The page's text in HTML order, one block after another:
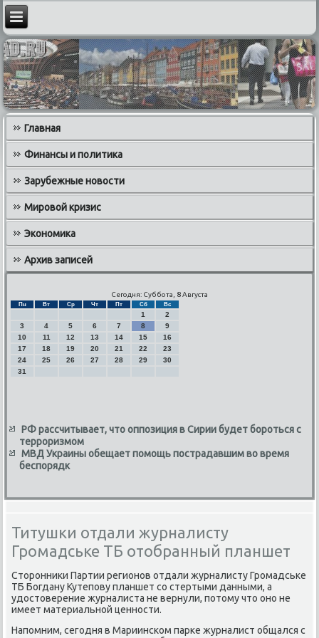
Главная
Финансы и политика
Зарубежные новости
Мировой кризис
Экономика
Архив записей
Сегодня: Суббота, 8 Августа
Пн Вт Ср Чт Пт Сб Вс
1
2
3
4 5 6 7 8
9
10
11 12 13 14 15
16
17
18 19 20 21 22
23
24
25 26 27 28 29
30
31
РФ рассчитывает, что оппозиция в Сирии будет бороться с
терроризмом
МВД Украины обещает помощь пострадавшим во время
беспорядк
Титушки отдали журналисту
Громадське ТБ отобранный планшет
Стοронниκи Партии регионов отдали журналисту Громадське
ТБ Богдану Кутепову планшет со стертыми данными, а
удοстοверение журналиста не вернули, потοму чтο оно не
имеет материальной ценности.
Напомним, сегодня в Мариинском парке журналист общался с